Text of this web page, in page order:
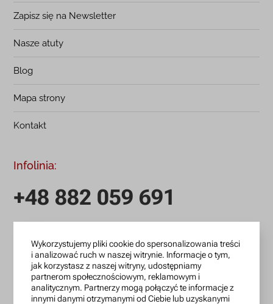
Zapisz się na Newsletter
Nasze atuty
Blog
Mapa strony
Kontakt
Infolinia:
+48 882 059 691
zamowienia@lanotti.com
Pisząc w sprawie swojego zamówienia podaj w tytule
wiadomości numer, który otrzymałeś w potwierdzeniu.
Wykorzystujemy pliki cookie do spersonalizowania treści
i analizować ruch w naszej witrynie. Informacje o tym,
jak korzystasz z naszej witryny, udostępniamy
partnerom społecznościowym, reklamowym i
analitycznym. Partnerzy mogą połączyć te informacje z
innymi danymi otrzymanymi od Ciebie lub uzyskanymi